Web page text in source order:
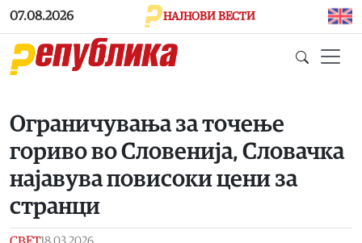
Skip to main content
07.08.2026 НАЈНОВИ ВЕСТИ
Ограничувања за точење
гориво во Словенија, Словачка
најавува повисоки цени за
странци